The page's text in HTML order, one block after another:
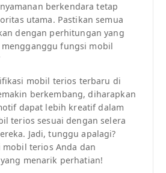
berkendara tetap
utama. Pastikan semua
dengan perhitungan yang
fungsi mobil
mobil terios terbaru di
berkembang, diharapkan
dapat lebih kreatif dalam
terios sesuai dengan selera
Jadi, tunggu apalagi?
mobil terios Anda dan
menarik perhatian!